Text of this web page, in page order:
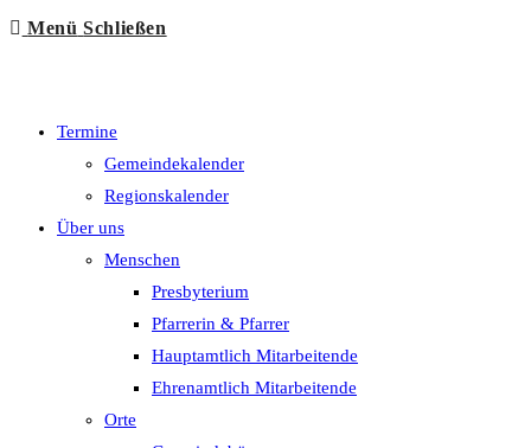
umschalten
Menü Schließen
Termine
Gemeindekalender
Regionskalender
Über uns
Menschen
Presbyterium
Pfarrerin & Pfarrer
Hauptamtlich Mitarbeitende
Ehrenamtlich Mitarbeitende
Orte